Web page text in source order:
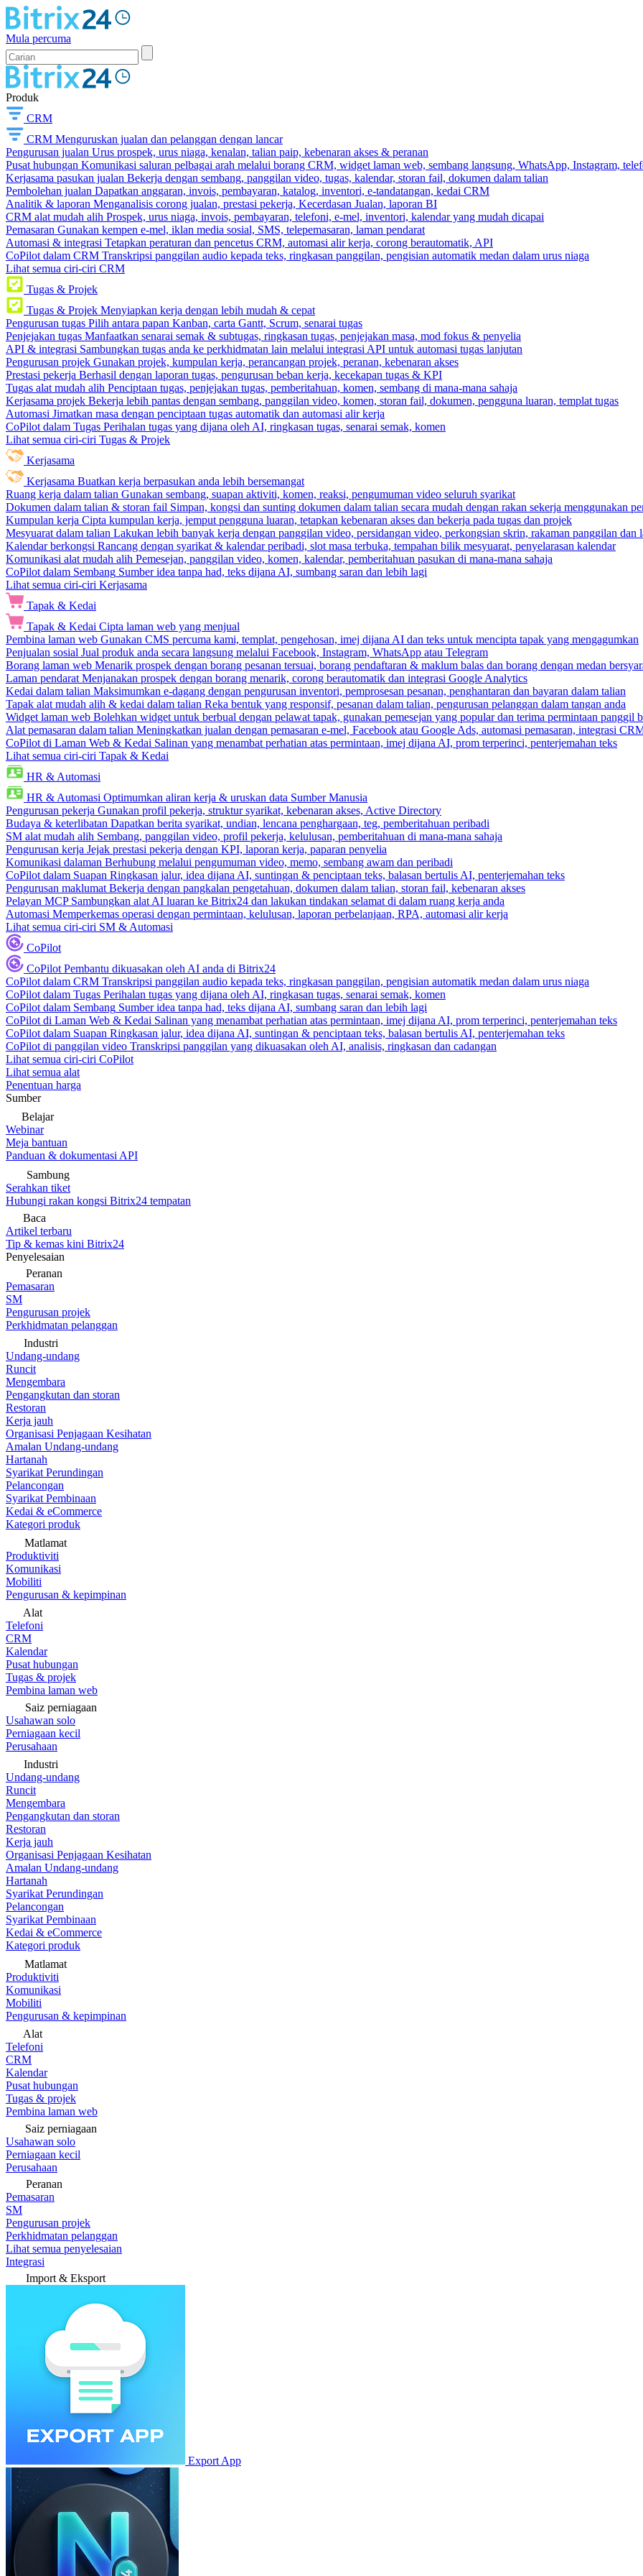
Mula percuma
Produk
CRM
CRM Menguruskan jualan dan pelanggan dengan lancar
Pengurusan jualan Urus prospek, urus niaga, kenalan, talian paip, kebenaran akses & peranan
Pusat hubungan Komunikasi saluran pelbagai arah melalui borang CRM, widget laman web, sembang langsung, WhatsApp, Instagram,
Kerjasama pasukan jualan Bekerja dengan sembang, panggilan video, tugas, kalendar, storan fail, dokumen dalam talian
Pembolehan jualan Dapatkan anggaran, invois, pembayaran, katalog, inventori, e-tandatangan, kedai CRM
Analitik & laporan Menganalisis corong jualan, prestasi pekerja, Kecerdasan Jualan, laporan BI
CRM alat mudah alih Prospek, urus niaga, invois, pembayaran, telefoni, e-mel, inventori, kalendar yang mudah dicapai
Pemasaran Gunakan kempen e-mel, iklan media sosial, SMS, telepemasaran, laman pendarat
Automasi & integrasi Tetapkan peraturan dan pencetus CRM, automasi alir kerja, corong berautomatik, API
CoPilot dalam CRM Transkripsi panggilan audio kepada teks, ringkasan panggilan, pengisian automatik medan dalam urus niaga
Lihat semua ciri-ciri CRM
Tugas & Projek
Tugas & Projek Menyiapkan kerja dengan lebih mudah & cepat
Pengurusan tugas Pilih antara papan Kanban, carta Gantt, Scrum, senarai tugas
Penjejakan tugas Manfaatkan senarai semak & subtugas, ringkasan tugas, penjejakan masa, mod fokus & penyelia
API & integrasi Sambungkan tugas anda ke perkhidmatan lain melalui integrasi API untuk automasi tugas lanjutan
Pengurusan projek Gunakan projek, kumpulan kerja, perancangan projek, peranan, kebenaran akses
Prestasi pekerja Berhasil dengan laporan tugas, pengurusan beban kerja, kecekapan tugas & KPI
Tugas alat mudah alih Penciptaan tugas, penjejakan tugas, pemberitahuan, komen, sembang di mana-mana sahaja
Kerjasama projek Bekerja lebih pantas dengan sembang, panggilan video, komen, storan fail, dokumen, pengguna luaran, templat tugas
Automasi Jimatkan masa dengan penciptaan tugas automatik dan automasi alir kerja
CoPilot dalam Tugas Perihalan tugas yang dijana oleh AI, ringkasan tugas, senarai semak, komen
Lihat semua ciri-ciri Tugas & Projek
Kerjasama
Kerjasama Buatkan kerja berpasukan anda lebih bersemangat
Ruang kerja dalam talian Gunakan sembang, suapan aktiviti, komen, reaksi, pengumuman video seluruh syarikat
Dokumen dalam talian & storan fail Simpan, kongsi dan sunting dokumen dalam talian secara mudah dengan rakan sekerja menggunakan
Kumpulan kerja Cipta kumpulan kerja, jemput pengguna luaran, tetapkan kebenaran akses dan bekerja pada tugas dan projek
Mesyuarat dalam talian Lakukan lebih banyak kerja dengan panggilan video, persidangan video, perkongsian skrin, rakaman panggilan dan
Kalendar berkongsi Rancang dengan syarikat & kalendar peribadi, slot masa terbuka, tempahan bilik mesyuarat, penyelarasan kalendar
Komunikasi alat mudah alih Pemesejan, panggilan video, komen, kalendar, pemberitahuan pasukan di mana-mana sahaja
CoPilot dalam Sembang Sumber idea tanpa had, teks dijana AI, sumbang saran dan lebih lagi
Lihat semua ciri-ciri Kerjasama
Tapak & Kedai
Tapak & Kedai Cipta laman web yang menjual
Pembina laman web Gunakan CMS percuma kami, templat, pengehosan, imej dijana AI dan teks untuk mencipta tapak yang mengagumkan
Penjualan sosial Jual produk anda secara langsung melalui Facebook, Instagram, WhatsApp atau Telegram
Borang laman web Menarik prospek dengan borang pesanan tersuai, borang pendaftaran & maklum balas dan borang dengan medan
Laman pendarat Menjanakan prospek dengan borang menarik, corong berautomatik dan integrasi Google Analytics
Kedai dalam talian Maksimumkan e-dagang dengan pengurusan inventori, pemprosesan pesanan, penghantaran dan bayaran dalam talian
Tapak alat mudah alih & kedai dalam talian Reka bentuk yang responsif, pesanan dalam talian, pengurusan pelanggan dalam tangan anda
Widget laman web Bolehkan widget untuk berbual dengan pelawat tapak, gunakan pemesejan yang popular dan terima permintaan panggil
Alat pemasaran dalam talian Meningkatkan jualan dengan pemasaran e-mel, Facebook atau Google Ads, automasi pemasaran, integrasi
CoPilot di Laman Web & Kedai Salinan yang menambat perhatian atas permintaan, imej dijana AI, prom terperinci, penterjemahan teks
Lihat semua ciri-ciri Tapak & Kedai
HR & Automasi
HR & Automasi Optimumkan aliran kerja & uruskan data Sumber Manusia
Pengurusan pekerja Gunakan profil pekerja, struktur syarikat, kebenaran akses, Active Directory
Budaya & keterlibatan Dapatkan berita syarikat, undian, lencana penghargaan, teg, pemberitahuan peribadi
SM alat mudah alih Sembang, panggilan video, profil pekerja, kelulusan, pemberitahuan di mana-mana sahaja
Pengurusan kerja Jejak prestasi pekerja dengan KPI, laporan kerja, paparan penyelia
Komunikasi dalaman Berhubung melalui pengumuman video, memo, sembang awam dan peribadi
CoPilot dalam Suapan Ringkasan jalur, idea dijana AI, suntingan & penciptaan teks, balasan bertulis AI, penterjemahan teks
Pengurusan maklumat Bekerja dengan pangkalan pengetahuan, dokumen dalam talian, storan fail, kebenaran akses
Pelayan MCP Sambungkan alat AI luaran ke Bitrix24 dan lakukan tindakan selamat di dalam ruang kerja anda
Automasi Memperkemas operasi dengan permintaan, kelulusan, laporan perbelanjaan, RPA, automasi alir kerja
Lihat semua ciri-ciri SM & Automasi
CoPilot
CoPilot Pembantu dikuasakan oleh AI anda di Bitrix24
CoPilot dalam CRM Transkripsi panggilan audio kepada teks, ringkasan panggilan, pengisian automatik medan dalam urus niaga
CoPilot dalam Tugas Perihalan tugas yang dijana oleh AI, ringkasan tugas, senarai semak, komen
CoPilot dalam Sembang Sumber idea tanpa had, teks dijana AI, sumbang saran dan lebih lagi
CoPilot di Laman Web & Kedai Salinan yang menambat perhatian atas permintaan, imej dijana AI, prom terperinci, penterjemahan teks
CoPilot dalam Suapan Ringkasan jalur, idea dijana AI, suntingan & penciptaan teks, balasan bertulis AI, penterjemahan teks
CoPilot di panggilan video Transkripsi panggilan yang dikuasakan oleh AI, analisis, ringkasan dan cadangan
Lihat semua ciri-ciri CoPilot
Lihat semua alat
Penentuan harga
Sumber
Belajar
Webinar
Meja bantuan
Panduan & dokumentasi API
Sambung
Serahkan tiket
Hubungi rakan kongsi Bitrix24 tempatan
Baca
Artikel terbaru
Tip & kemas kini Bitrix24
Penyelesaian
Peranan
Pemasaran
SM
Pengurusan projek
Perkhidmatan pelanggan
Industri
Undang-undang
Runcit
Mengembara
Pengangkutan dan storan
Restoran
Kerja jauh
Organisasi Penjagaan Kesihatan
Amalan Undang-undang
Hartanah
Syarikat Perundingan
Pelancongan
Syarikat Pembinaan
Kedai & eCommerce
Kategori produk
Matlamat
Produktiviti
Komunikasi
Mobiliti
Pengurusan & kepimpinan
Alat
Telefoni
CRM
Kalendar
Pusat hubungan
Tugas & projek
Pembina laman web
Saiz perniagaan
Usahawan solo
Perniagaan kecil
Perusahaan
Industri
Undang-undang
Runcit
Mengembara
Pengangkutan dan storan
Restoran
Kerja jauh
Organisasi Penjagaan Kesihatan
Amalan Undang-undang
Hartanah
Syarikat Perundingan
Pelancongan
Syarikat Pembinaan
Kedai & eCommerce
Kategori produk
Matlamat
Produktiviti
Komunikasi
Mobiliti
Pengurusan & kepimpinan
Alat
Telefoni
CRM
Kalendar
Pusat hubungan
Tugas & projek
Pembina laman web
Saiz perniagaan
Usahawan solo
Perniagaan kecil
Perusahaan
Peranan
Pemasaran
SM
Pengurusan projek
Perkhidmatan pelanggan
Lihat semua penyelesaian
Integrasi
Import & Eksport
Export App